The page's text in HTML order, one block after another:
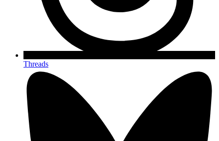
Threads